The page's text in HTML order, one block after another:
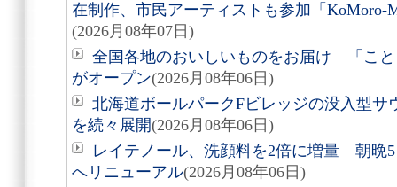
在制作、市民アーティストも参加「KoMoro-
(2026月08年07日)
全国各地のおいしいものをお届け 「こ
がオープン(2026月08年06日)
北海道ボールパークFビレッジの没入型サ
を続々展開(2026月08年06日)
レイテノール、洗顔料を2倍に増量 朝晩
へリニューアル(2026月08年06日)